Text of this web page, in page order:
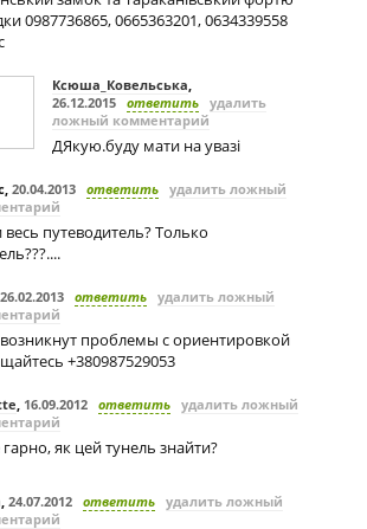
0987736865, 0665363201, 0634339558
Ксюша_Ковельська,
26.12.2015 ответить удалить
ложный комментарий
ДЯкую.буду мати на увазі
, 20.04.2013 ответить удалить ложный
весь путеводитель? Только
26.02.2013 ответить удалить ложный
проблемы с ориентировкой
+380987529053
, 16.09.2012 ответить удалить ложный
як цей тунель знайти?
, 24.07.2012 ответить удалить ложный